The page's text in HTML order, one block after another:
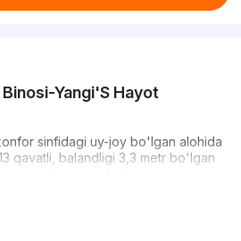
Yangi'S Hayot
sinfidagi uy-joy bo'lgan alohida
qavatli, balandligi 3,3 metr bo'lgan
tumanida joylashgan. Ushbu ulkan
Kamol Construction qurilish